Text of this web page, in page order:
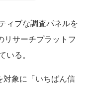
ィブな調査パネルを
リサーチプラットフ
る。
象に「いちばん信